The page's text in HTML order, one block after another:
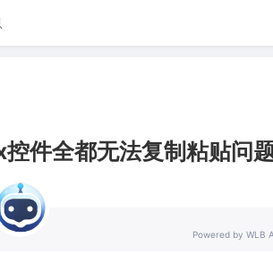
件全都无法复制粘贴问
Powered by WLB